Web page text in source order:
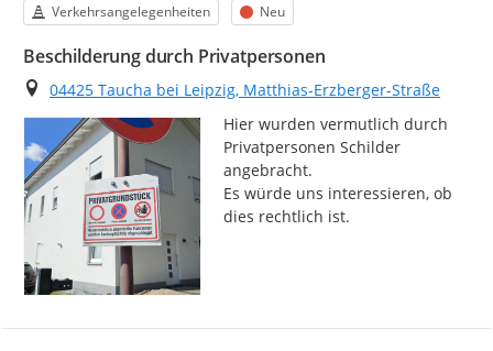
Kategorie
Verkehrsangelegenheiten Status
Neu
Beschilderung durch Privatpersonen
Ort
04425 Taucha bei Leipzig, Matthias-Erzberger-Straße
Hier wurden vermutlich durch
Privatpersonen Schilder
angebracht.
Es würde uns interessieren, ob
dies rechtlich ist.